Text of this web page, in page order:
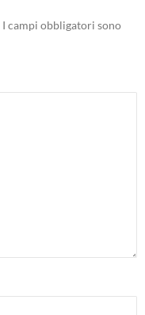
I campi obbligatori sono